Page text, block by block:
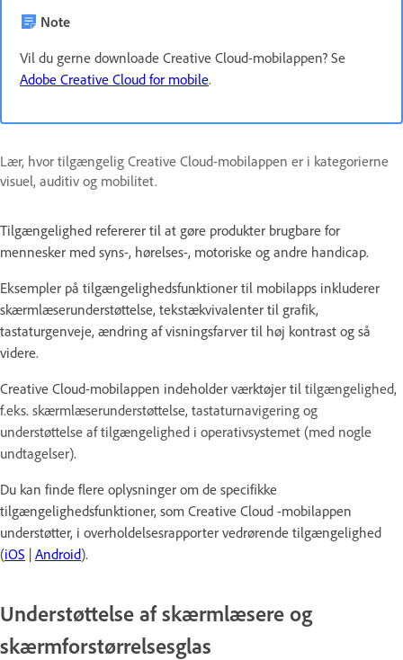
Note
Vil du gerne downloade Creative Cloud-mobilappen? Se
Adobe Creative Cloud for mobile.
Lær, hvor tilgængelig Creative Cloud-mobilappen er i kategorierne
visuel, auditiv og mobilitet.
Tilgængelighed refererer til at gøre produkter brugbare for
mennesker med syns-, hørelses-, motoriske og andre handicap.
Eksempler på tilgængelighedsfunktioner til mobilapps inkluderer
skærmlæserunderstøttelse, tekstækvivalenter til grafik,
tastaturgenveje, ændring af visningsfarver til høj kontrast og så
videre.
Creative Cloud-mobilappen indeholder værktøjer til tilgængelighed,
f.eks. skærmlæserunderstøttelse, tastaturnavigering og
understøttelse af tilgængelighed i operativsystemet (med nogle
undtagelser).
Du kan finde flere oplysninger om de specifikke
tilgængelighedsfunktioner, som Creative Cloud -mobilappen
understøtter, i overholdelsesrapporter vedrørende tilgængelighed
(iOS | Android).
Understøttelse af skærmlæsere og
skærmforstørrelsesglas